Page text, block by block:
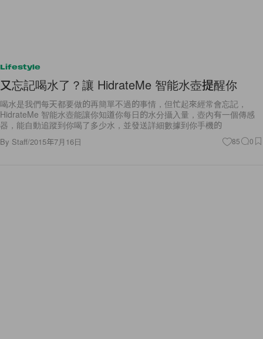
Lifestyle
又忘記喝水了？讓 HidrateMe 智能水壺提醒你
喝水是我們每天都要做的再簡單不過的事情，但忙起來經常會忘記，
HidrateMe 智能水壺能讓你知道你每日的水分攝入量，壺內有一個傳感
器，能自動追蹤到你喝了多少水，並發送詳細數據到你手機的
By Staff/2015年7月16日 85 0